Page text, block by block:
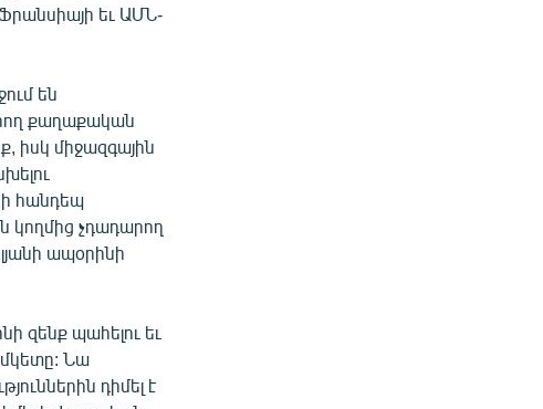
եւ ԱՄՆ-
են
քաղաքական
իսկ միջազգային
հանդեպ
կողմից չդադարող
ապօրինի
զենք պահելու եւ
Նա
դիմել է